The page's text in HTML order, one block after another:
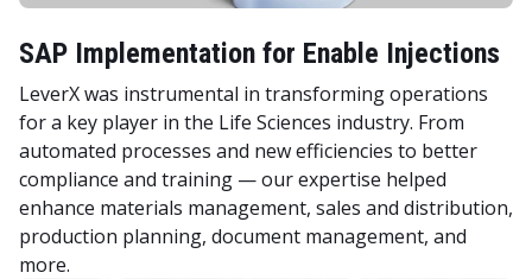
SAP Implementation for Enable Injections
LeverX was instrumental in transforming operations
for a key player in the Life Sciences industry. From
automated processes and new efficiencies to better
compliance and training — our expertise helped
enhance materials management, sales and distribution,
production planning, document management, and
more.